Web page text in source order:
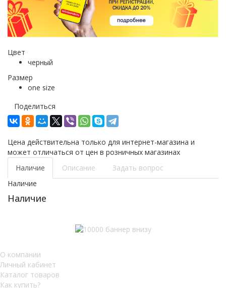
Цвет
черный
Размер
one size
Поделиться
Цена действительна только для интернет-магазина и
может отличаться от цен в розничных магазинах
Наличие
Описание
Задать вопрос
Наличие
Наличие
О компании
Личный кабинет
Каталог товаров
Как купить?